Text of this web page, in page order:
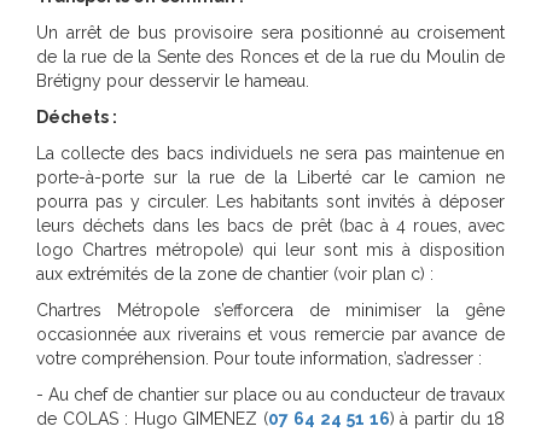
Un arrêt de bus provisoire sera positionné au croisement
de la rue de la Sente des Ronces et de la rue du Moulin de
Brétigny pour desservir le hameau.
Déchets :
La collecte des bacs individuels ne sera pas maintenue en
porte-à-porte sur la rue de la Liberté car le camion ne
pourra pas y circuler. Les habitants sont invités à déposer
leurs déchets dans les bacs de prêt (bac à 4 roues, avec
logo Chartres métropole) qui leur sont mis à disposition
aux extrémités de la zone de chantier (voir plan c) :
Chartres Métropole s’efforcera de minimiser la gêne
occasionnée aux riverains et vous remercie par avance de
votre compréhension. Pour toute information, s’adresser :
- Au chef de chantier sur place ou au conducteur de travaux
de COLAS : Hugo GIMENEZ (07 64 24 51 16) à partir du 18